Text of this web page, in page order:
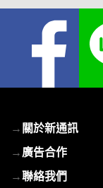
→關於新通訊
→廣告合作
→聯絡我們